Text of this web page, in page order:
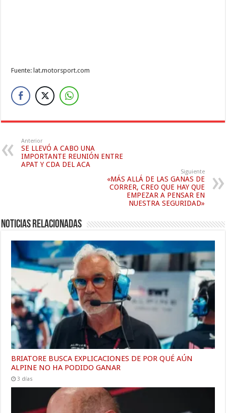
Fuente: lat.motorsport.com
Anterior
SE LLEVÓ A CABO UNA
IMPORTANTE REUNIÓN ENTRE
APAT Y CDA DEL ACA
Siguiente
«MÁS ALLÁ DE LAS GANAS DE
CORRER, CREO QUE HAY QUE
EMPEZAR A PENSAR EN
NUESTRA SEGURIDAD»
Noticias relacionadas
BRIATORE BUSCA EXPLICACIONES DE POR QUÉ AÚN
ALPINE NO HA PODIDO GANAR
3 días